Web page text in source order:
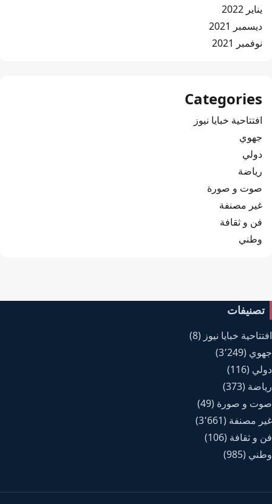
يناير 2022
ديسمبر 2021
نوفمبر 2021
Categories
افتتاحية خبايا نيوز
جهوي
دولي
رياضة
صوت و صورة
غير مصنفة
فن و ثقافة
وطني
تصنيفات
افتتاحية خبايا نيوز (8)
جهوي (3٬249)
دولي (116)
رياضة (373)
صوت و صورة (49)
غير مصنفة (3٬661)
فن و ثقافة (106)
وطني (985)